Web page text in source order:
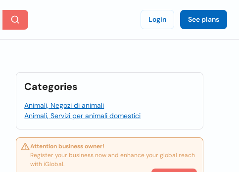
Login See plans
Categories
Animali, Negozi di animali
Animali, Servizi per animali domestici
Attention business owner!
Register your business now and enhance your global reach
with iGlobal.